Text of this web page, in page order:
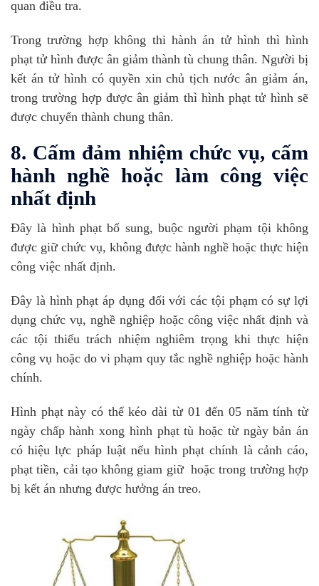
quan điều tra.
Trong trường hợp không thi hành án tử hình thì hình
phạt tử hình được ân giảm thành tù chung thân. Người bị
kết án tử hình có quyền xin chủ tịch nước ân giảm án,
trong trường hợp được ân giảm thì hình phạt tử hình sẽ
được chuyển thành chung thân.
8. Cấm đảm nhiệm chức vụ, cấm
hành nghề hoặc làm công việc
nhất định
Đây là hình phạt bổ sung, buộc người phạm tội không
được giữ chức vụ, không được hành nghề hoặc thực hiện
công việc nhất định.
Đây là hình phạt áp dụng đối với các tội phạm có sự lợi
dụng chức vụ, nghề nghiệp hoặc công việc nhất định và
các tội thiếu trách nhiệm nghiêm trọng khi thực hiện
công vụ hoặc do vi phạm quy tắc nghề nghiệp hoặc hành
chính.
Hình phạt này có thể kéo dài từ 01 đến 05 năm tính từ
ngày chấp hành xong hình phạt tù hoặc từ ngày bản án
có hiệu lực pháp luật nếu hình phạt chính là cảnh cáo,
phạt tiền, cải tạo không giam giữ hoặc trong trường hợp
bị kết án nhưng được hưởng án treo.